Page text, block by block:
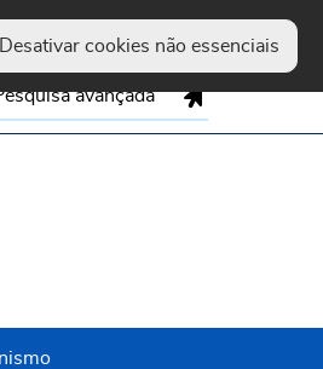
Desativar cookies não essenciais
Up
avançada